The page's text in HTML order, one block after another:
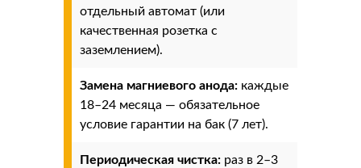
отдельный автомат (или
качественная розетка с
заземлением).
Замена магниевого анода: каждые
18–24 месяца — обязательное
условие гарантии на бак (7 лет).
Периодическая чистка: раз в 2–3